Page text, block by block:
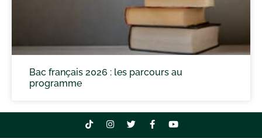
Bac français 2026 : les parcours au
programme